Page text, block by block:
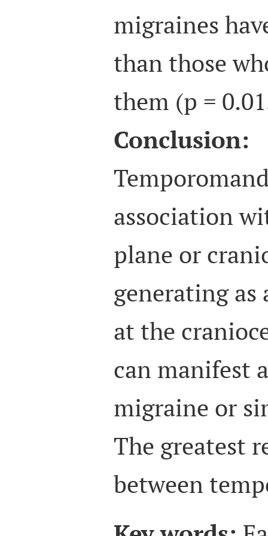
migraines
than those
them (p =
Conclusion:
association
plane or
generating as
at the
can manifest
migraine or
The greatest
between